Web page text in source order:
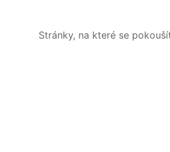
Stránky, na které se